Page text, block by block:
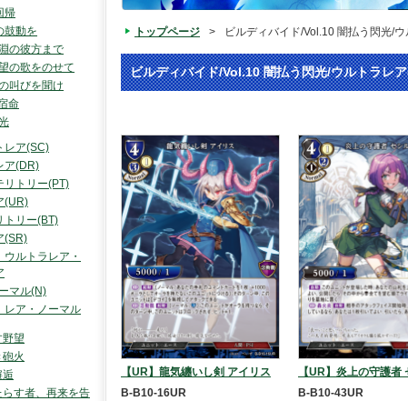
トップページ > ビルディバイド/Vol.10 闇払う閃光/
ビルディバイド/Vol.10 闇払う閃光/ウルトラレ
【UR】龍気纏いし剣 アイリス
B-B10-16UR
【UR】炎上の守護者
B-B10-43UR
帰
鼓動を
の彼方まで
の歌をのせて
叫びを聞け
命
レア(SC)
ア(DR)
リトリー(PT)
(UR)
トリー(BT)
(SR)
ウルトラレア・
マル(N)
レア・ノーマル
望
火
逅
す者、再来を告